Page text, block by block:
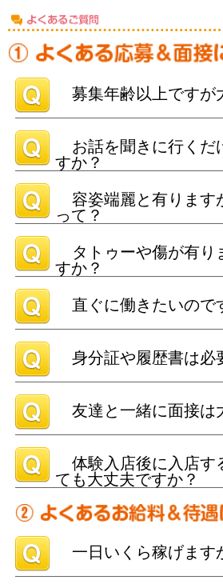
募集年齢以上ですが
お話を聞きに行くだ
すか？
容姿端麗と有ります
って？
タトゥーや傷が有り
すか？
直ぐに働きたいので
身分証や履歴書は必
友達と一緒に面接は
体験入店後に入店す
ても大丈夫ですか？
一日いくら稼げます